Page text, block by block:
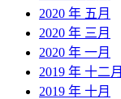
2020 年 五月
2020 年 三月
2020 年 一月
2019 年 十二月
2019 年 十月